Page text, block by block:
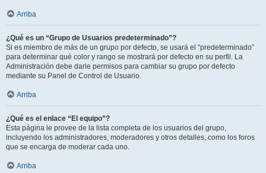
Arriba
¿Qué es un “Grupo de Usuarios predeterminado”?
Si es miembro de más de un grupo por defecto, se usará el “predeterminado”
para determinar qué color y rango se mostrará por defecto en su perfil. La
Administración debe darle permisos para cambiar su grupo por defecto
mediante su Panel de Control de Usuario.
Arriba
¿Qué es el enlace “El equipo”?
Esta página le provee de la lista completa de los usuarios del grupo,
incluyendo los administradores, moderadores y otros detalles, como los foros
que se encarga de moderar cada uno.
Arriba